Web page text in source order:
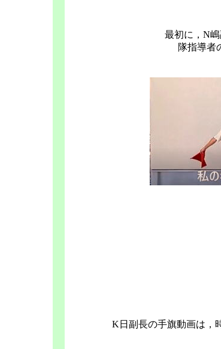
最初に，N
隊指導者
K日副長の手旗動画は，